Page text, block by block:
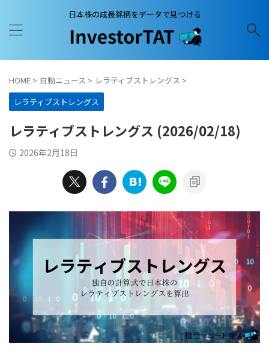
日本株の成長銘柄をデータで見つける
HOME > 自動ニュース > レラティブストレングス >
レラティブストレングス
レラティブストレングス (2026/02/18)
2026年2月18日